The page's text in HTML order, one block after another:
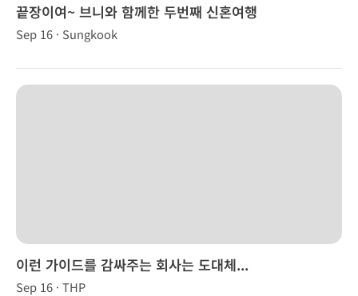
끝장이여~ 브니와 함께한 두번째 신혼여행
Sep 16 · Sungkook
이런 가이드를 감싸주는 회사는 도대체...
Sep 16 · THP